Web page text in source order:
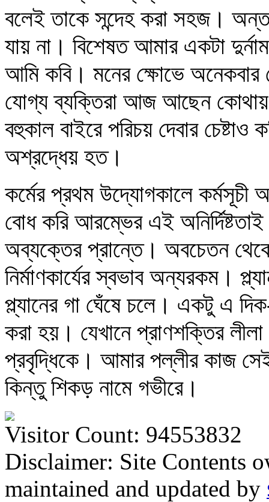
বলেই তাকে সন্দেহ করা সহজ।
যায় না। বিশেষত আমার একটা
আমি কবি। মনের ক্ষোভে অনেকবার
যোগ্য ব্যক্তিরা আজ আছেন কোথায়।
বহুকাল বাইরে পরিচয় দেবার
অশ্রদ্ধেয় হত।
কর্মের প্রথম উদ্যোগকালে কর্মসূচী
বোধ করি আরম্ভের এই
অব্যক্তের প্রান্তে। অবচেতন
নির্মাণকার্যের স্বভাব অন্যরকম।
প্ল্যানের গা ঘেঁষে চলে। একটু এ
করা হয়। যেখানে প্রাণশক্তির
প্রবৃদ্ধিকে। আমার পল্লীর কাজ
কিন্তু শিকড় নামে গভীরে।
Visitor Count: 94553832
Disclaimer: Site Contents
maintained and updated by